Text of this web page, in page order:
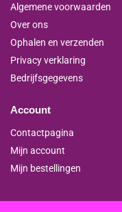
Algemene voorwaarden
Over ons
Ophalen en verzenden
Privacy verklaring
Bedrijfsgegevens
Account
Contactpagina
Mijn account
Mijn bestellingen